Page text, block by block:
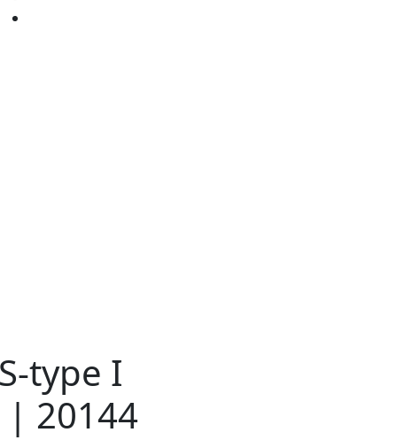
type I
| 20144